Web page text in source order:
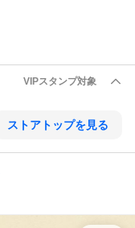
VIPスタンプ対象
ストアトップを見る